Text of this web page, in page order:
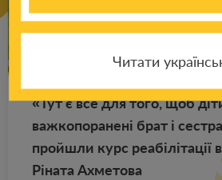
«Тут є все для того, щоб
важ­ко­по­ра­нені брат і
прой­шли курс реабілітації
Ріната Ах­ме­то­ва
Читати